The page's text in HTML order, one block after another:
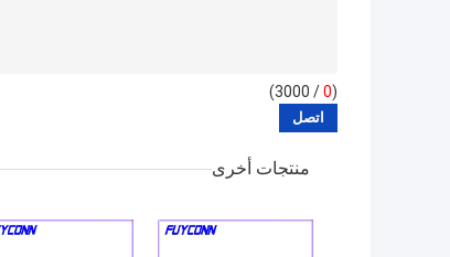
(
0
/ 3000)
منتجات أخرى